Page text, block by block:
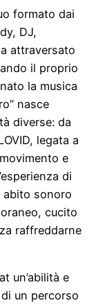
formato dai
DJ,
attraversato
il proprio
la musica
nasce
diverse: da
legata a
e
di
abito sonoro
cucito
raffreddarne
un’abilità e
un percorso